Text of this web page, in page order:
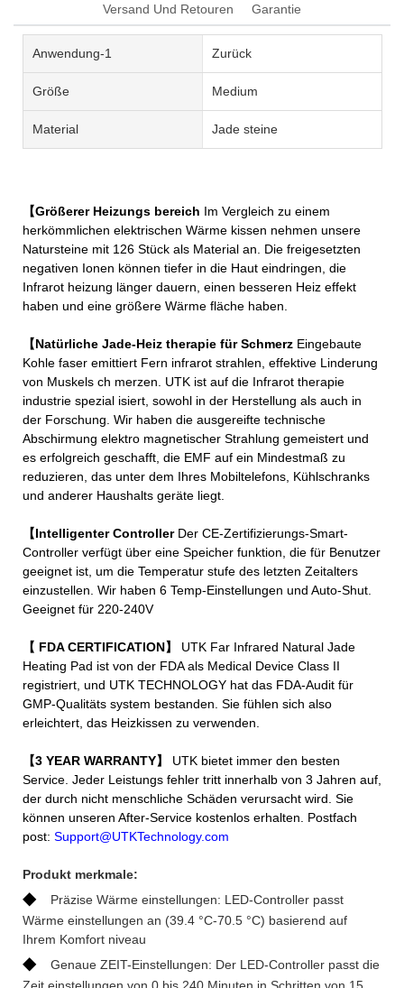
Versand Und Retouren Garantie
Anwendung-1 Zurück
Größe Medium
Material Jade steine
【Größerer Heizungs bereich Im Vergleich zu einem
herkömmlichen elektrischen Wärme kissen nehmen unsere
Natursteine mit 126 Stück als Material an. Die freigesetzten
negativen Ionen können tiefer in die Haut eindringen, die
Infrarot heizung länger dauern, einen besseren Heiz effekt
haben und eine größere Wärme fläche haben.
【Natürliche Jade-Heiz therapie für Schmerz Eingebaute
Kohle faser emittiert Fern infrarot strahlen, effektive Linderung
von Muskels ch merzen. UTK ist auf die Infrarot therapie
industrie spezial isiert, sowohl in der Herstellung als auch in
der Forschung. Wir haben die ausgereifte technische
Abschirmung elektro magnetischer Strahlung gemeistert und
es erfolgreich geschafft, die EMF auf ein Mindestmaß zu
reduzieren, das unter dem Ihres Mobiltelefons, Kühlschranks
und anderer Haushalts geräte liegt.
【Intelligenter Controller Der CE-Zertifizierungs-Smart-
Controller verfügt über eine Speicher funktion, die für Benutzer
geeignet ist, um die Temperatur stufe des letzten Zeitalters
einzustellen. Wir haben 6 Temp-Einstellungen und Auto-Shut.
Geeignet für 220-240V
【 FDA CERTIFICATION】 UTK Far Infrared Natural Jade
Heating Pad ist von der FDA als Medical Device Class II
registriert, und UTK TECHNOLOGY hat das FDA-Audit für
GMP-Qualitäts system bestanden. Sie fühlen sich also
erleichtert, das Heizkissen zu verwenden.
【3 YEAR WARRANTY】 UTK bietet immer den besten
Service. Jeder Leistungs fehler tritt innerhalb von 3 Jahren auf,
der durch nicht menschliche Schäden verursacht wird. Sie
können unseren After-Service kostenlos erhalten. Postfach
post: Support@UTKTechnology.com
Produkt merkmale:
◆
Präzise Wärme einstellungen: LED-Controller passt
Wärme einstellungen an (39.4 °C-70.5 °C) basierend auf
Ihrem Komfort niveau
◆
Genaue ZEIT-Einstellungen: Der LED-Controller passt die
Zeit einstellungen von 0 bis 240 Minuten in Schritten von 15